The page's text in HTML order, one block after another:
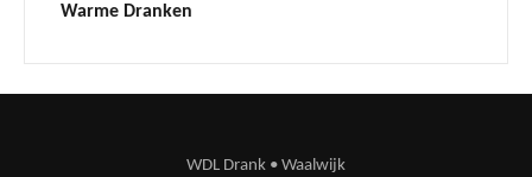
Warme Dranken
WDL Drank • Waalwijk